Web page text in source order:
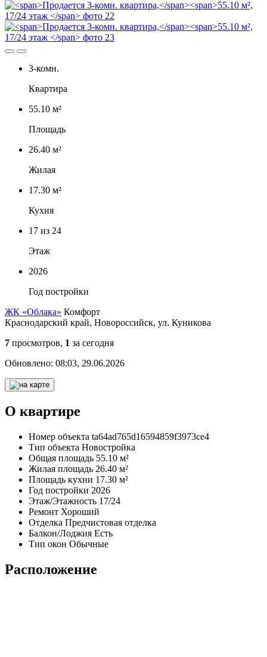
3-комн.
Квартира
55.10 м²
Площадь
26.40 м²
Жилая
17.30 м²
Кухня
17 из 24
Этаж
2026
Год постройки
ЖК «Облака» Комфорт
Краснодарский край, Новороссийск, ул. Куникова
7 просмотров, 1 за сегодня
Обновлено: 08:03, 29.06.2026
О квартире
Номер объекта ta64ad765d16594859f3973ce4
Тип объекта Новостройка
Общая площадь 55.10 м²
Жилая площадь 26.40 м²
Площадь кухни 17.30 м²
Год постройки 2026
Этаж/Этажность 17/24
Ремонт Хороший
Отделка Предчистовая отделка
Балкон/Лоджия Есть
Тип окон Обычные
Расположение